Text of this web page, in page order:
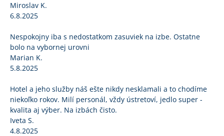
Miroslav K.
6.8.2025
Nespokojny iba s nedostatkom zasuviek na izbe. Ostatne
bolo na vybornej urovni
Marian K.
5.8.2025
Hotel a jeho služby náš ešte nikdy nesklamali a to chodíme
niekoľko rokov. Milí personál, vždy ústretoví, jedlo super -
kvalita aj výber. Na izbách čisto.
Iveta S.
4.8.2025